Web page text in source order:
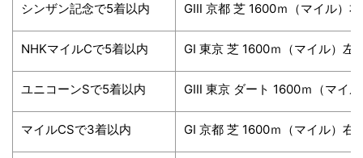
シンザン記念で5着以内 GⅢ 京都 芝 1600ｍ（マイル）
NHKマイルCで5着以内 GⅠ 東京 芝 1600ｍ（マイル）左
ユニコーンSで5着以内 GⅢ 東京 ダート 1600ｍ（マイ
マイルCSで3着以内 GⅠ 京都 芝 1600ｍ（マイル）右